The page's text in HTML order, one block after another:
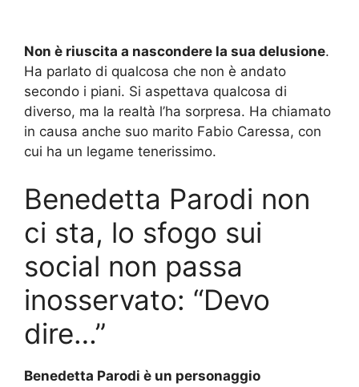
Non è riuscita a nascondere la sua delusione.
Ha parlato di qualcosa che non è andato
secondo i piani. Si aspettava qualcosa di
diverso, ma la realtà l’ha sorpresa. Ha chiamato
in causa anche suo marito Fabio Caressa, con
cui ha un legame tenerissimo.
Benedetta Parodi non
ci sta, lo sfogo sui
social non passa
inosservato: “Devo
dire…”
Benedetta Parodi è un personaggio